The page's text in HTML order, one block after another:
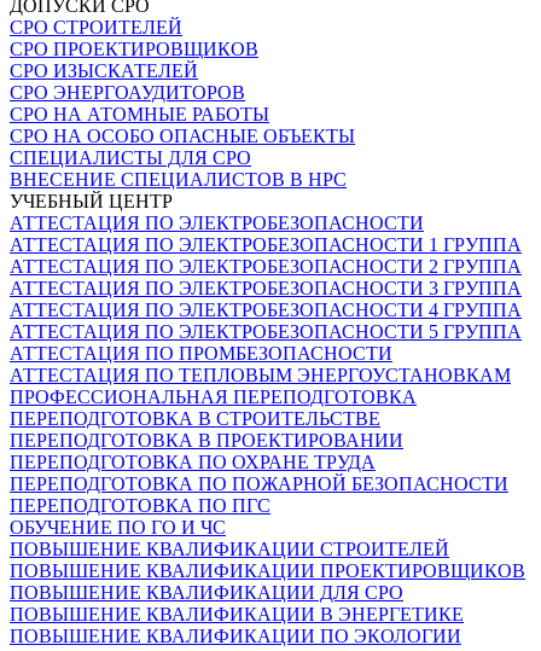
ДОПУСКИ СРО
СРО СТРОИТЕЛЕЙ
СРО ПРОЕКТИРОВЩИКОВ
СРО ИЗЫСКАТЕЛЕЙ
СРО ЭНЕРГОАУДИТОРОВ
СРО НА АТОМНЫЕ РАБОТЫ
СРО НА ОСОБО ОПАСНЫЕ ОБЪЕКТЫ
СПЕЦИАЛИСТЫ ДЛЯ СРО
ВНЕСЕНИЕ СПЕЦИАЛИСТОВ В НРС
УЧЕБНЫЙ ЦЕНТР
АТТЕСТАЦИЯ ПО ЭЛЕКТРОБЕЗОПАСНОСТИ
АТТЕСТАЦИЯ ПО ЭЛЕКТРОБЕЗОПАСНОСТИ 1 ГРУППА
АТТЕСТАЦИЯ ПО ЭЛЕКТРОБЕЗОПАСНОСТИ 2 ГРУППА
АТТЕСТАЦИЯ ПО ЭЛЕКТРОБЕЗОПАСНОСТИ 3 ГРУППА
АТТЕСТАЦИЯ ПО ЭЛЕКТРОБЕЗОПАСНОСТИ 4 ГРУППА
АТТЕСТАЦИЯ ПО ЭЛЕКТРОБЕЗОПАСНОСТИ 5 ГРУППА
АТТЕСТАЦИЯ ПО ПРОМБЕЗОПАСНОСТИ
АТТЕСТАЦИЯ ПО ТЕПЛОВЫМ ЭНЕРГОУСТАНОВКАМ
ПРОФЕССИОНАЛЬНАЯ ПЕРЕПОДГОТОВКА
ПЕРЕПОДГОТОВКА В СТРОИТЕЛЬСТВЕ
ПЕРЕПОДГОТОВКА В ПРОЕКТИРОВАНИИ
ПЕРЕПОДГОТОВКА ПО ОХРАНЕ ТРУДА
ПЕРЕПОДГОТОВКА ПО ПОЖАРНОЙ БЕЗОПАСНОСТИ
ПЕРЕПОДГОТОВКА ПО ПГС
ОБУЧЕНИЕ ПО ГО И ЧС
ПОВЫШЕНИЕ КВАЛИФИКАЦИИ СТРОИТЕЛЕЙ
ПОВЫШЕНИЕ КВАЛИФИКАЦИИ ПРОЕКТИРОВЩИКОВ
ПОВЫШЕНИЕ КВАЛИФИКАЦИИ ДЛЯ СРО
ПОВЫШЕНИЕ КВАЛИФИКАЦИИ В ЭНЕРГЕТИКЕ
ПОВЫШЕНИЕ КВАЛИФИКАЦИИ ПО ЭКОЛОГИИ